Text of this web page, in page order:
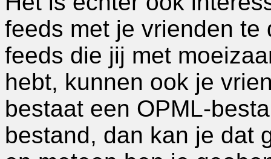
feeds met je vrienden
feeds die jij met
hebt, kunnen ook je
bestaat een OPML-
bestand, dan kan je dat